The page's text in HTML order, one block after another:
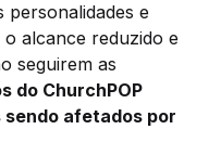
personalidades e
alcance reduzido e
seguirem as
do ChurchPOP
sendo afetados por